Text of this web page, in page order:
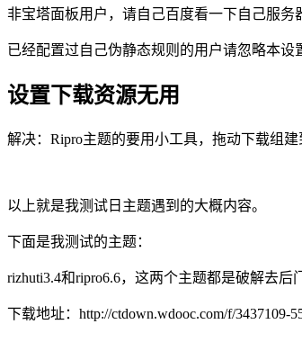
非宝塔面板用户，请自己百度看一下自己服
已经配置过自己伪静态规则的用户请忽略本
设置下载资源无用
解决：Ripro主题的要用小工具，拖动下载组
以上就是我测试日主题遇到的大概内容。
下面是我测试的主题：
rizhuti3.4和ripro6.6，这两个主题都是破解去
下载地址：http://ctdown.wdooc.com/f/3437109-